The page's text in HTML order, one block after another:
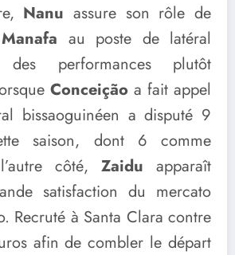
Nanuassure son rôle de
Manafa au poste de latéral
performances plutôt
Conceição a fait appel
bissaoguinéen a disputé 9
saison, dont 6 comme
côté, Zaidu apparaît
satisfaction du mercato
Recruté à Santa Clara contre
afin de combler le départ